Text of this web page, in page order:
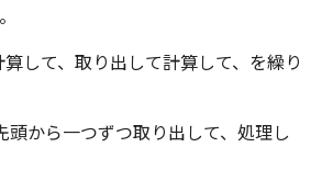
して、取り出して計算して、を繰り
から一つずつ取り出して、処理し